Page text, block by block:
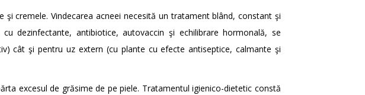
cremele. Vindecarea acneei necesită un tratament blând, constant şi
dezinfectante, antibiotice, autovaccin şi echilibrare hormonală, se
cât şi pentru uz extern (cu plante cu efecte antiseptice, calmante şi
excesul de grăsime de pe piele. Tratamentul igienico-dietetic constă